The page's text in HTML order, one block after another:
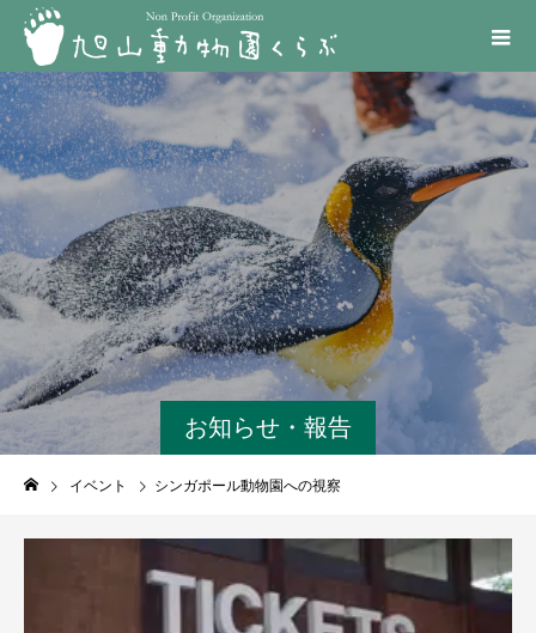
お知らせ・報告
イベント シンガポール動物園への視察